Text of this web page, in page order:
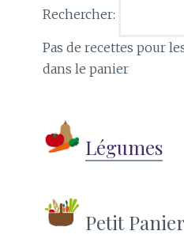
Rechercher:
Pas de recettes pour
dans le panier
Légumes
Petit Panier